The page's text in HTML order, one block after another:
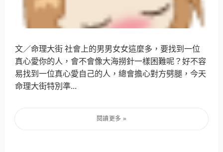
文／命理大街 社會上的男男女女這麼多，要找到一位
真心愛你的人，會不會像大海撈針一樣困難呢？好不容
易找到一位真心愛自己的人，總會擔心對方劈腿，今天
命理大街特別準...